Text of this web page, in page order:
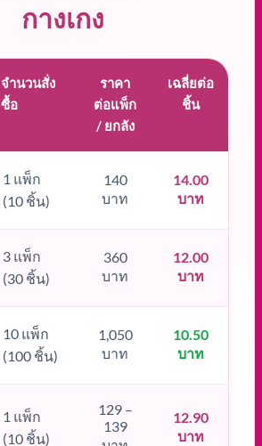
กางเกง
จำนวนสั่ง
ซื้อ
ราคา
ต่อแพ็ก
/ ยกลัง
เฉลี่ยต่อ
ชิ้น
1 แพ็ก
(10 ชิ้น)
140
บาท
14.00
บาท
3 แพ็ก
(30 ชิ้น)
360
บาท
12.00
บาท
10 แพ็ก
(100 ชิ้น)
1,050
บาท
10.50
บาท
1 แพ็ก
(10 ชิ้น)
129 –
139
12.90
บาท